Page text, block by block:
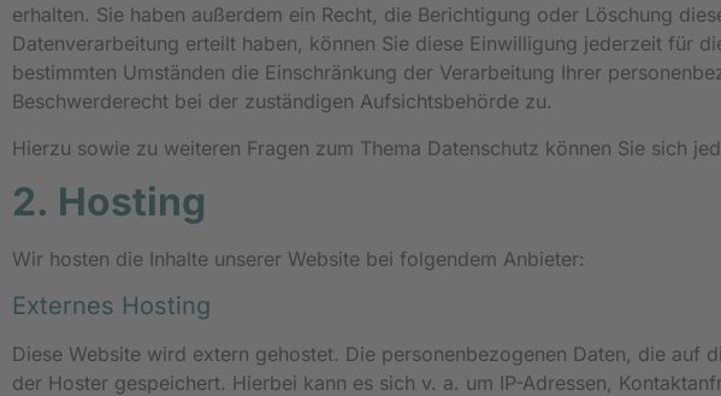
erhalten. Sie haben außerdem ein Recht, die Berichtigung oder Löschung
Datenverarbeitung erteilt haben, können Sie diese Einwilligung jederzeit für
bestimmten Umständen die Einschränkung der Verarbeitung Ihrer
Beschwerderecht bei der zuständigen Aufsichtsbehörde zu.
Hierzu sowie zu weiteren Fragen zum Thema Datenschutz können Sie sich
2. Hosting
Wir hosten die Inhalte unserer Website bei folgendem Anbieter:
Externes Hosting
Diese Website wird extern gehostet. Die personenbezogenen Daten, die auf
der Hoster gespeichert. Hierbei kann es sich v. a. um IP-Adressen,